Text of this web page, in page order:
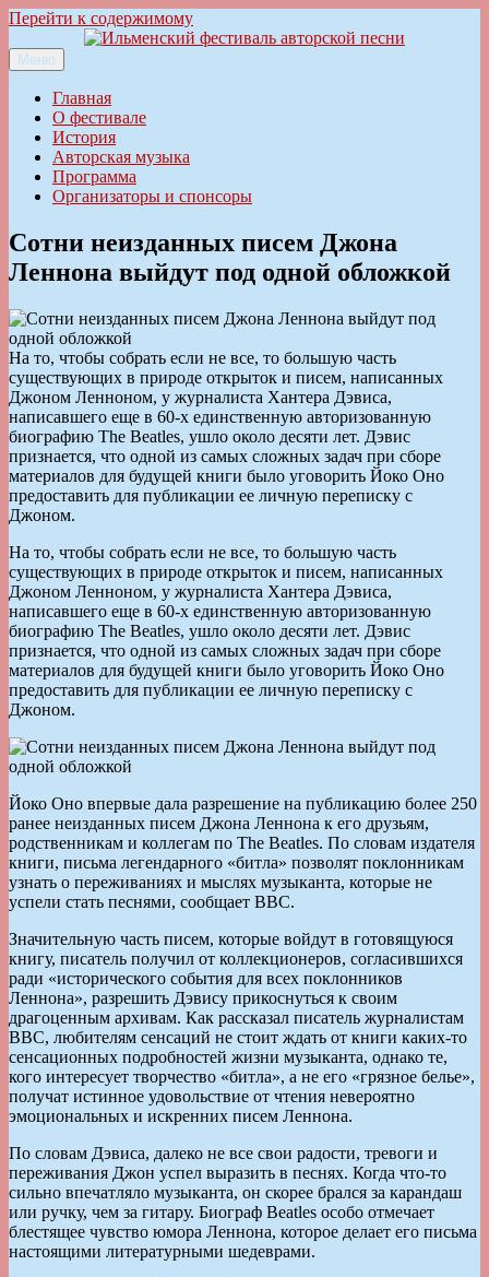
Перейти к содержимому
Ильменский фестиваль авторской песни
Меню
Главная
О фестивале
История
Авторская музыка
Программа
Организаторы и спонсоры
Сотни неизданных писем Джона
Леннона выйдут под одной обложкой
На то, чтобы собрать если не все, то большую часть
существующих в природе открыток и писем, написанных
Джоном Ленноном, у журналиста Хантера Дэвиса,
написавшего еще в 60-х единственную авторизованную
биографию The Beatles, ушло около десяти лет. Дэвис
признается, что одной из самых сложных задач при сборе
материалов для будущей книги было уговорить Йоко Оно
предоставить для публикации ее личную переписку с
Джоном.
На то, чтобы собрать если не все, то большую часть
существующих в природе открыток и писем, написанных
Джоном Ленноном, у журналиста Хантера Дэвиса,
написавшего еще в 60-х единственную авторизованную
биографию The Beatles, ушло около десяти лет. Дэвис
признается, что одной из самых сложных задач при сборе
материалов для будущей книги было уговорить Йоко Оно
предоставить для публикации ее личную переписку с
Джоном.
Йоко Оно впервые дала разрешение на публикацию более 250
ранее неизданных писем Джона Леннона к его друзьям,
родственникам и коллегам по The Beatles. По словам издателя
книги, письма легендарного «битла» позволят поклонникам
узнать о переживаниях и мыслях музыканта, которые не
успели стать песнями, сообщает BBC.
Значительную часть писем, которые войдут в готовящуюся
книгу, писатель получил от коллекционеров, согласившихся
ради «исторического события для всех поклонников
Леннона», разрешить Дэвису прикоснуться к своим
драгоценным архивам. Как рассказал писатель журналистам
BBC, любителям сенсаций не стоит ждать от книги каких-то
сенсационных подробностей жизни музыканта, однако те,
кого интересует творчество «битла», а не его «грязное белье»,
получат истинное удовольствие от чтения невероятно
эмоциональных и искренних писем Леннона.
По словам Дэвиса, далеко не все свои радости, тревоги и
переживания Джон успел выразить в песнях. Когда что-то
сильно впечатляло музыканта, он скорее брался за карандаш
или ручку, чем за гитару. Биограф Beatles особо отмечает
блестящее чувство юмора Леннона, которое делает его письма
настоящими литературными шедеврами.